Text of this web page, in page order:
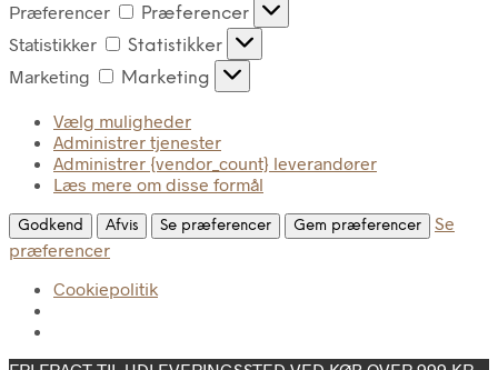
Præferencer
Præferencer
Statistikker Statistikker
Marketing Marketing
Vælg muligheder
Administrer tjenester
Administrer {vendor_count} leverandører
Læs mere om disse formål
Godkend Afvis Se præferencer Gem præferencer
Se
præferencer
Cookiepolitik